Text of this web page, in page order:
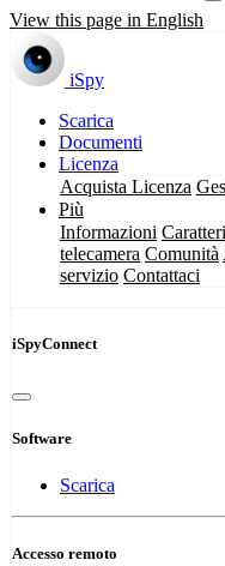
View this page in English
iSpy
Scarica
Documenti
Licenza
Acquista Licenza
Più
Informazioni
telecamera Comunità
servizio Contattaci
iSpyConnect
Software
Scarica
Accesso remoto